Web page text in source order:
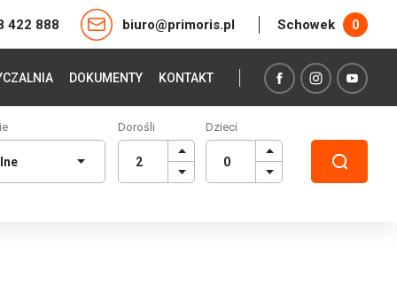
422 888 biuro@primoris.pl Schowek 0
DOKUMENTY KONTAKT
Dorośli Dzieci